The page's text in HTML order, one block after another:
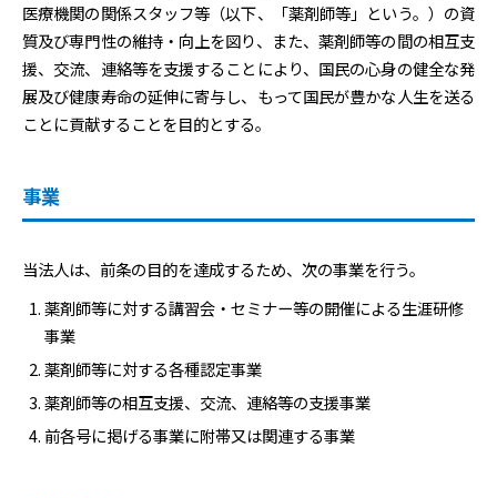
医療機関の関係スタッフ等（以下、「薬剤師等」という。）の資
質及び専門性の維持・向上を図り、また、薬剤師等の間の相互支
援、交流、連絡等を支援することにより、国民の心身の健全な発
展及び健康寿命の延伸に寄与し、もって国民が豊かな人生を送る
ことに貢献することを目的とする。
事業
当法人は、前条の目的を達成するため、次の事業を行う。
薬剤師等に対する講習会・セミナー等の開催による生涯研修
事業
薬剤師等に対する各種認定事業
薬剤師等の相互支援、交流、連絡等の支援事業
前各号に掲げる事業に附帯又は関連する事業